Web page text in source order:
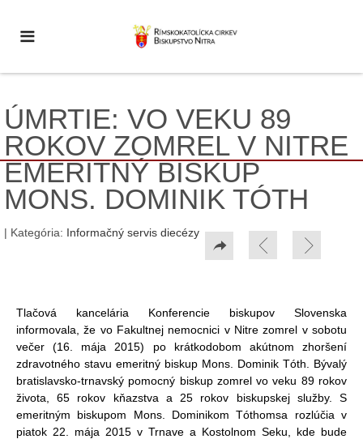
ÚMRTIE: VO VEKU 89
ROKOV ZOMREL V NITRE
EMERITNÝ BISKUP
MONS. DOMINIK TÓTH
| Kategória: Informačný servis diecézy
Tlačová kancelária Konferencie biskupov Slovenska
informovala, že vo Fakultnej nemocnici v Nitre zomrel v sobotu
večer (16. mája 2015) po krátkodobom akútnom zhoršení
zdravotného stavu emeritný biskup Mons. Dominik Tóth. Bývalý
bratislavsko-trnavský pomocný biskup zomrel vo veku 89 rokov
života, 65 rokov kňazstva a 25 rokov biskupskej služby. S
emeritným biskupom Mons. Dominikom Tóthomsa rozlúčia v
piatok 22. mája 2015 v Trnave a Kostolnom Seku, kde bude